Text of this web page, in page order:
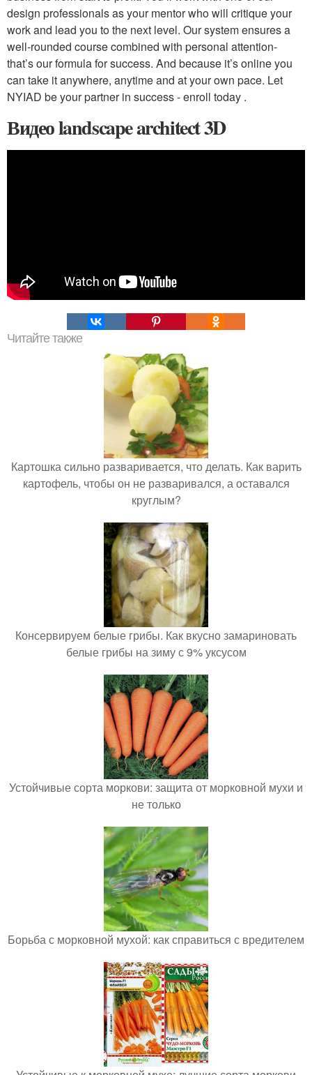
design professionals as your mentor who will critique your
work and lead you to the next level. Our system ensures a
well-rounded course combined with personal attention-
that’s our formula for success. And because it’s online you
can take it anywhere, anytime and at your own pace. Let
NYIAD be your partner in success - enroll today .
Видео landscape architect 3D
Читайте также
Картошка сильно разваривается, что делать. Как варить
картофель, чтобы он не разваривался, а оставался
круглым?
Консервируем белые грибы. Как вкусно замариновать
белые грибы на зиму с 9% уксусом
Устойчивые сорта моркови: защита от морковной мухи и
не только
Борьба с морковной мухой: как справиться с вредителем